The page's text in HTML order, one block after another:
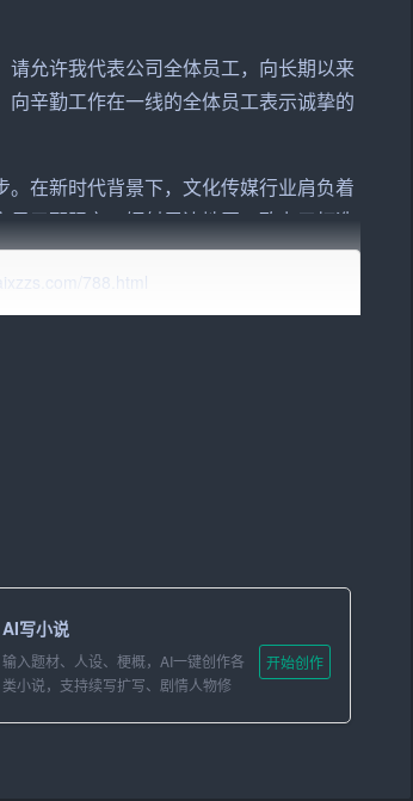
请允许我代表公司全体员工，向长期以来
向辛勤工作在一线的全体员工表示诚挚的
。在新时代背景下，文化传媒行业肩负着
于邵阳市，辐射周边地区，致力于打造
的形势，我们将如何发展呢？
历史悠久，文化底蕴深厚，我们要充分
的传播方式，满足广大人民群众日益增
改革，完善激励机制，吸引和留住优秀
水平，为公司的长远发展提供坚实的人
788.html
AI写小说
输入题材、人设、梗概，AI一键创作各
类小说，支持续写扩写、剧情人物修
开始创作